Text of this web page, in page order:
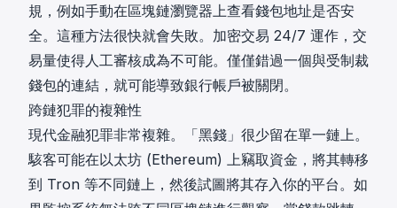
規，例如手動在區塊鏈瀏覽器上查看錢包地址是否安
全。這種方法很快就會失敗。加密交易 24/7 運作，交
易量使得人工審核成為不可能。僅僅錯過一個與受制裁
錢包的連結，就可能導致銀行帳戶被關閉。
跨鏈犯罪的複雜性
現代金融犯罪非常複雜。「黑錢」很少留在單一鏈上。
駭客可能在以太坊 (Ethereum) 上竊取資金，將其轉移
到 Tron 等不同鏈上，然後試圖將其存入你的平台。如